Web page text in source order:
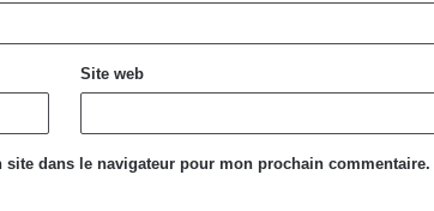
Site web
dans le navigateur pour mon prochain commentaire.